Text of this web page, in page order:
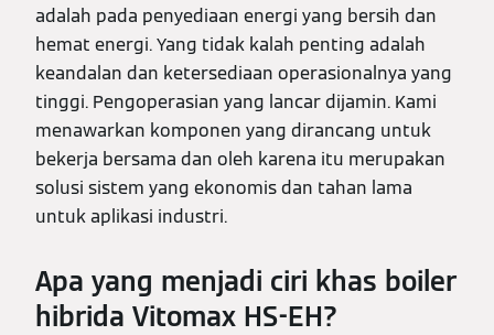
adalah pada penyediaan energi yang bersih dan
hemat energi. Yang tidak kalah penting adalah
keandalan dan ketersediaan operasionalnya yang
tinggi. Pengoperasian yang lancar dijamin. Kami
menawarkan komponen yang dirancang untuk
bekerja bersama dan oleh karena itu merupakan
solusi sistem yang ekonomis dan tahan lama
untuk aplikasi industri.
Apa yang menjadi ciri khas boiler
hibrida Vitomax HS-EH?